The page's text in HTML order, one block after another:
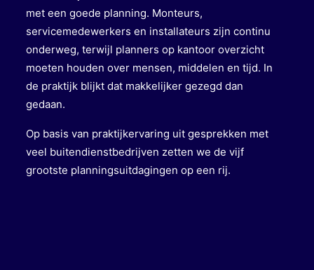
met een goede planning. Monteurs,
servicemedewerkers en installateurs zijn continu
onderweg, terwijl planners op kantoor overzicht
moeten houden over mensen, middelen en tijd. In
de praktijk blijkt dat makkelijker gezegd dan
gedaan.
Op basis van praktijkervaring uit gesprekken met
veel buitendienstbedrijven zetten we de vijf
grootste planningsuitdagingen op een rij.